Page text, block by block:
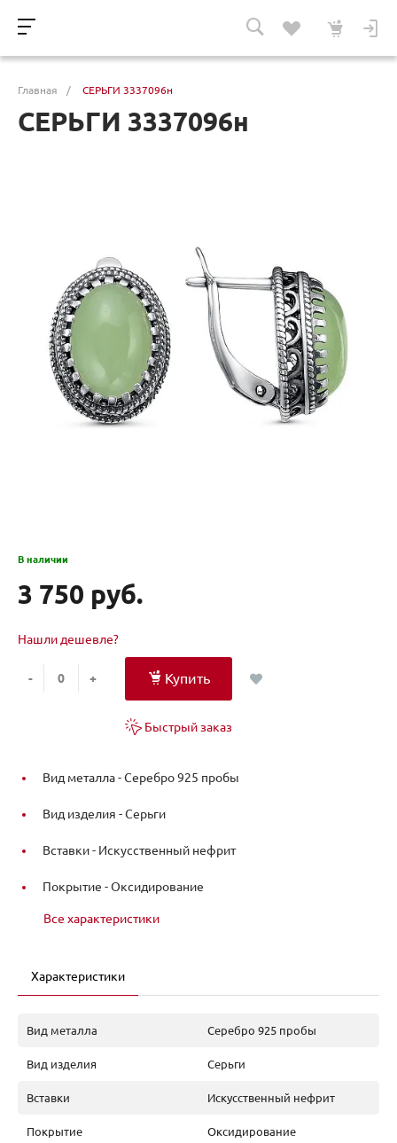
Главная / СЕРЬГИ 3337096н
СЕРЬГИ 3337096н
В наличии
3 750 руб.
Нашли дешевле?
- + Купить
Быстрый заказ
Вид металла -Серебро 925 пробы
Вид изделия -Серьги
Вставки - Искусственный нефрит
Покрытие -Оксидирование
Все характеристики
Характеристики
Вид металла Серебро 925 пробы
Вид изделия Серьги
Вставки Искусственный нефрит
Покрытие Оксидирование